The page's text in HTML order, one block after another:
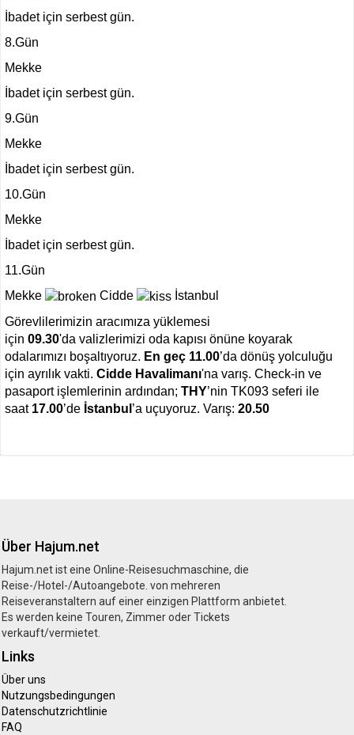
İbadet için serbest gün.
8.Gün
Mekke
İbadet için serbest gün.
9.Gün
Mekke
İbadet için serbest gün.
10.Gün
Mekke
İbadet için serbest gün.
11.Gün
Mekke
Cidde
İstanbul
Görevlilerimizin aracımıza yüklemesi
için 09.30'da valizlerimizi oda kapısı önüne koyarak
odalarımızı boşaltıyoruz. En geç 11.00’da dönüş yolculuğu
için ayrılık vakti. Cidde Havalimanı'na varış. Check-in ve
pasaport işlemlerinin ardından; THY’nin TK093 seferi ile
saat 17.00’de İstanbul ’a uçuyoruz. Varış: 20.50
Über Hajum.net
Hajum.net ist eine Online-Reisesuchmaschine, die
Reise-/Hotel-/Autoangebote. von mehreren
Reiseveranstaltern auf einer einzigen Plattform anbietet.
Es werden keine Touren, Zimmer oder Tickets
verkauft/vermietet.
Links
Über uns
Nutzungsbedingungen
Datenschutzrichtlinie
FAQ